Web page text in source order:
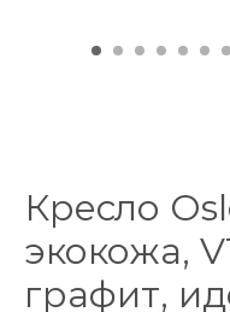
Кресло
экокожа,
графит,